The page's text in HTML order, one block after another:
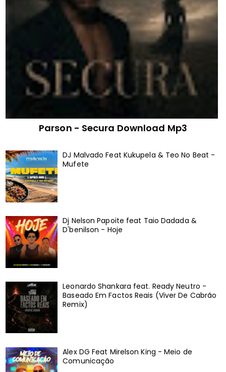
Parson - Secura Download Mp3
DJ Malvado Feat Kukupela & Teo No Beat -
Mufete
Dj Nelson Papoite feat Taio Dadada &
D'benilson - Hoje
Leonardo Shankara feat. Ready Neutro -
Baseado Em Factos Reais (Viver De Cabrão
Remix)
Alex DG Feat Mirelson King - Meio de
Comunicação